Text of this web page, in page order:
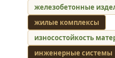
железобетонные
жилые комплексы
износостойкость
инженерные системы